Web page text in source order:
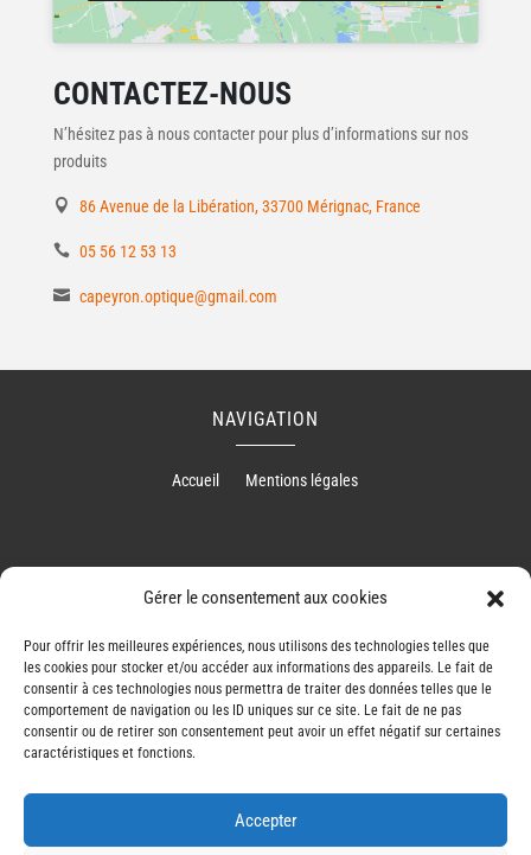
Gérer le consentement aux cookies
Pour offrir les meilleures expériences, nous utilisons des technologies telles que
les cookies pour stocker et/ou accéder aux informations des appareils. Le fait de
consentir à ces technologies nous permettra de traiter des données telles que le
comportement de navigation ou les ID uniques sur ce site. Le fait de ne pas
consentir ou de retirer son consentement peut avoir un effet négatif sur certaines
caractéristiques et fonctions.
Accepter
CONTACTEZ-NOUS
N’hésitez pas à nous contacter pour plus d’informations sur nos
produits
86 Avenue de la Libération, 33700 Mérignac, France
05 56 12 53 13
capeyron.optique@gmail.com
NAVIGATION
Accueil Mentions légales